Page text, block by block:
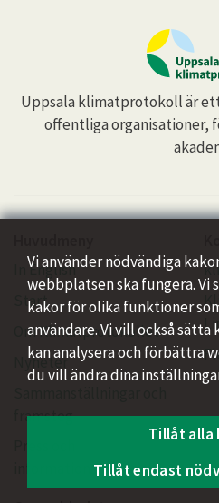
Vi använder nödvändiga
webbplatsen ska fungera.
kakor för olika funktioner
användare. Vi vill också
kan analysera och förbättra
du vill ändra dina
Tillåt alla
Tillåt endast
Uppsala klimatprotokoll är
offentliga organisationer,
In English
Start
Om Klimatprotokollet
Nyheter
framsteg
informationsmaterial